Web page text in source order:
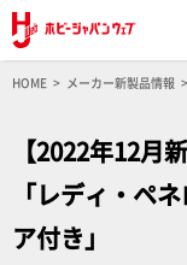
HOME メーカー新製品情報
【2022年12月
「レディ・ペ
ア付き」